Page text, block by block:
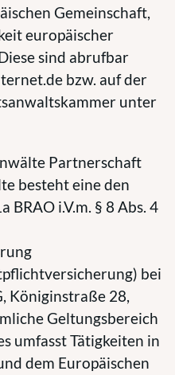
Gemeinschaft,
europäischer
sind abrufbar
bzw. auf der
unter
Partnerschaft
besteht eine den
i.V.m. § 8 Abs. 4
bei
Königinstraße 28,
Geltungsbereich
umfasst Tätigkeiten in
dem Europäischen